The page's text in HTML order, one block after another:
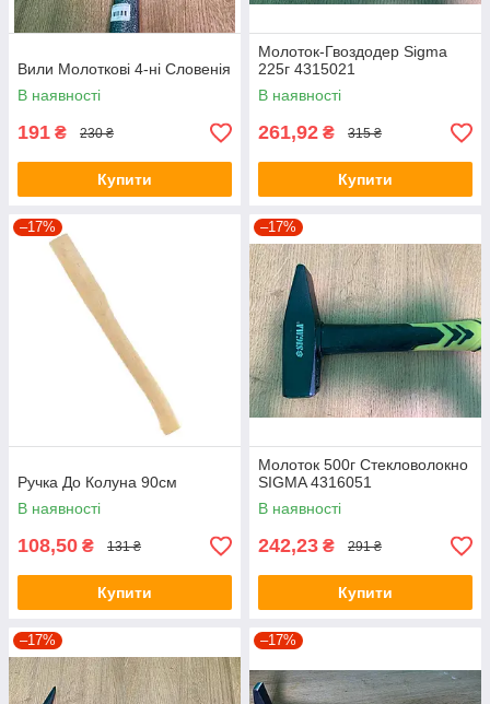
Вили Молоткові 4-ні Словенія
В наявності
191 ₴ 230 ₴
Купити
Молоток-Гвоздодер Sigma
225г 4315021
В наявності
261,92 ₴ 315 ₴
Купити
–17%
Ручка До Колуна 90см
В наявності
108,50 ₴ 131 ₴
Купити
–17%
Молоток 500г Стекловолокно
SIGMA 4316051
В наявності
242,23 ₴ 291 ₴
Купити
–17% –17%